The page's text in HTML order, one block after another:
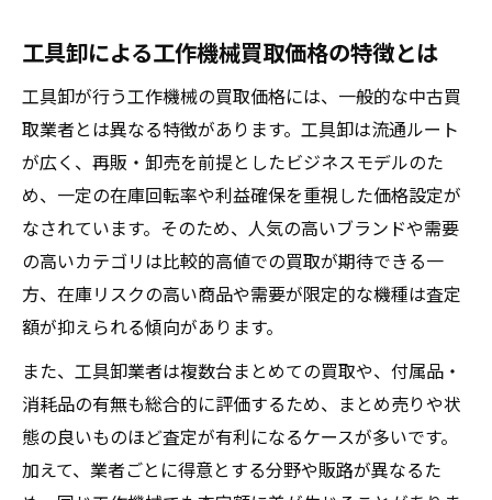
買取実績や口コミを活用した業者選定法
工作機械買取で資産価値を最大化する
資産としての工作機械買取で損を防ぐ工夫
売却タイミングが資産価値に与える影響
長期的に価値を保つためのメンテナンス術
工具卸の視点で考える工作機械の資産運用
高値買取につながる適切な査定準備とは
工具卸による工作機械買取価格の特徴とは
工具卸が行う工作機械の買取価格には、一般的な中古買
取業者とは異なる特徴があります。工具卸は流通ルート
が広く、再販・卸売を前提としたビジネスモデルのた
め、一定の在庫回転率や利益確保を重視した価格設定が
なされています。そのため、人気の高いブランドや需要
の高いカテゴリは比較的高値での買取が期待できる一
方、在庫リスクの高い商品や需要が限定的な機種は査定
額が抑えられる傾向があります。
また、工具卸業者は複数台まとめての買取や、付属品・
消耗品の有無も総合的に評価するため、まとめ売りや状
態の良いものほど査定が有利になるケースが多いです。
加えて、業者ごとに得意とする分野や販路が異なるた